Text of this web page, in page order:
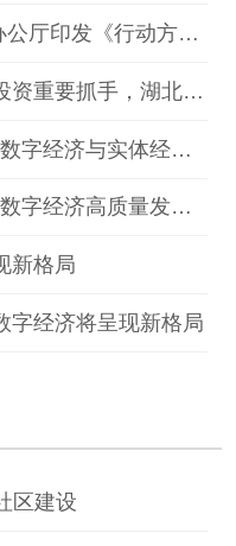
厅印发《行动方
资重要抓手，湖北投
字经济与实体经济
字经济高质量发
新格局
字经济将呈现新格局
区建设